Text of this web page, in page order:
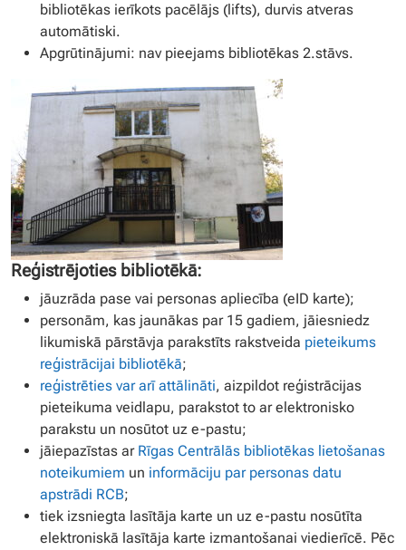
bibliotēkas ierīkots pacēlājs (lifts), durvis atveras
automātiski.
Apgrūtinājumi: nav pieejams bibliotēkas 2.stāvs.
Reģistrējoties bibliotēkā:
jāuzrāda pase vai personas apliecība (eID karte);
personām, kas jaunākas par 15 gadiem, jāiesniedz
likumiskā pārstāvja parakstīts rakstveida pieteikums
reģistrācijai bibliotēkā;
reģistrēties var arī attālināti, aizpildot reģistrācijas
pieteikuma veidlapu, parakstot to ar elektronisko
parakstu un nosūtot uz e-pastu;
jāiepazīstas ar Rīgas Centrālās bibliotēkas lietošanas
noteikumiem un informāciju par personas datu
apstrādi RCB;
tiek izsniegta lasītāja karte un uz e-pastu nosūtīta
elektroniskā lasītāja karte izmantošanai viedierīcē. Pēc